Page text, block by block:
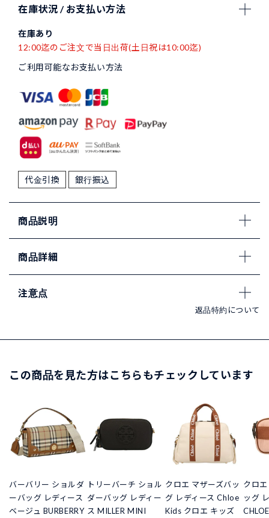
在庫状況 / お支払い方法
在庫あり
12:00迄のご注文で当日出荷(土日祝は10:00迄)
ご利用可能なお支払い方法
代金引換 銀行振込
商品説明
商品詳細
注意点
返品特約について
この商品を見た方はこちらもチェックしています
バーバリー ショルダ
ーバッグ レディース
ベージュ BURBERRY
トリーバーチ ショル
ダーバッグ レディー
ス MILLER MINI
クロエ マザーズバッ
グ レディース Chloe
Kids クロエ キッズ
クロ
ッグ